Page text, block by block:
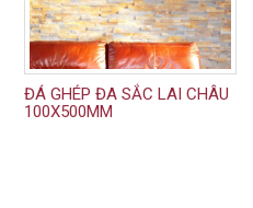
ĐÁ GHÉP ĐA SẮC LAI CHÂU
100X500MM